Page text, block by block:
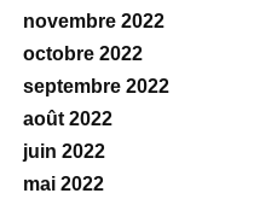
novembre 2022
octobre 2022
septembre 2022
août 2022
juin 2022
mai 2022